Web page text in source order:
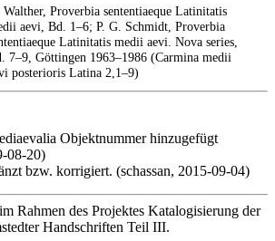
Walther, Proverbia sententiaeque Latinitatis
aevi, Bd. 1–6; P. G. Schmidt, Proverbia
Latinitatis medii aevi. Nova series,
7–9, Göttingen 1963–1986 (Carmina medii
posterioris Latina 2,1–9)
Objektnummer hinzugefügt
08-20)
bzw. korrigiert. (schassan, 2015-09-04)
Rahmen des Projektes Katalogisierung der
Handschriften Teil III.